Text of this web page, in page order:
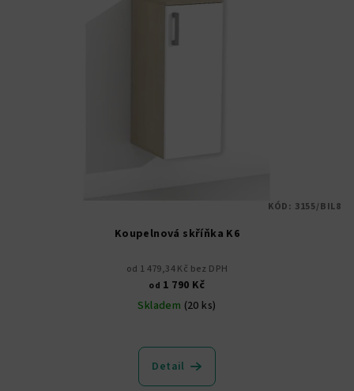
Koupelnová skříňka K6
od 1 479,34 Kč bez DPH
od 1 790 Kč
Skladem (20 ks)
hodnocení
produktu
Detail
KÓD: 3155/BIL8